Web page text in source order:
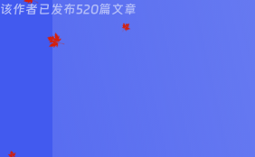
该作者已发布520篇文章